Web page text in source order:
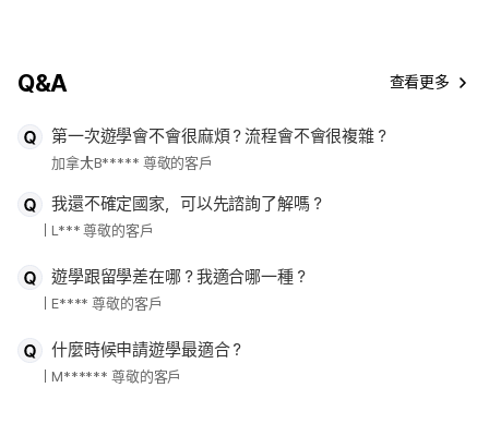
Q&A 查看更多
第一次遊學會不會很麻煩？流程會不會很複雜？
加拿大B***** 尊敬的客戶
我還不確定國家，可以先諮詢了解嗎？
L*** 尊敬的客戶
遊學跟留學差在哪？我適合哪一種？
E**** 尊敬的客戶
什麼時候申請遊學最適合？
M****** 尊敬的客戶